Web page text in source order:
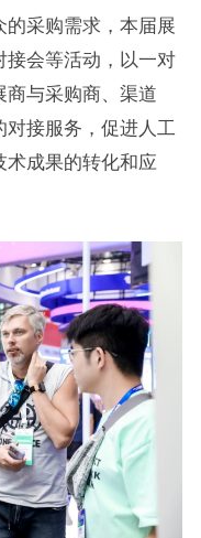
采购需求，本届展
接会等活动，以一对
商与采购商、渠道
接服务，促进人工
术成果的转化和应